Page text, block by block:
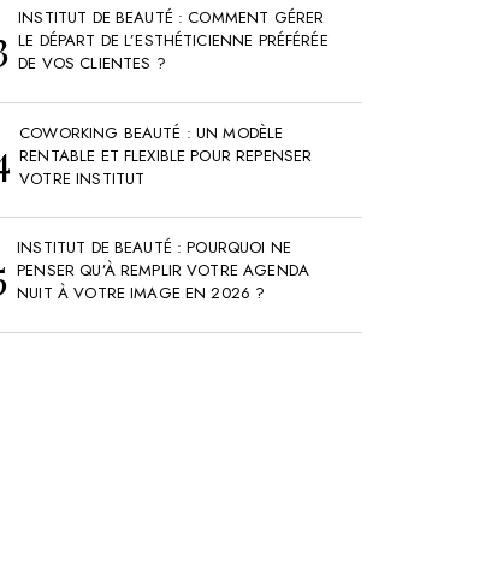
INSTITUT DE BEAUTÉ : COMMENT GÉRER
LE DÉPART DE L’ESTHÉTICIENNE PRÉFÉRÉE
DE VOS CLIENTES ?
COWORKING BEAUTÉ : UN MODÈLE
RENTABLE ET FLEXIBLE POUR REPENSER
VOTRE INSTITUT
INSTITUT DE BEAUTÉ : POURQUOI NE
PENSER QU’À REMPLIR VOTRE AGENDA
NUIT À VOTRE IMAGE EN 2026 ?